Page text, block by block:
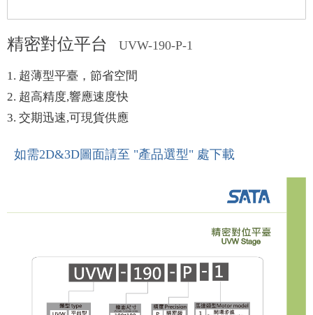
精密對位平台 UVW-190-P-1
1. 超薄型平臺，節省空間
2. 超高精度,響應速度快
3. 交期迅速,可現貨供應
如需2D&3D圖面請至 "產品選型" 處下載